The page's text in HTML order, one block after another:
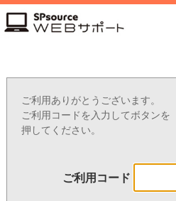
ご利用ありがとうございます。
ご利用コードを入力してボタンを
押してください。
ご利用コード